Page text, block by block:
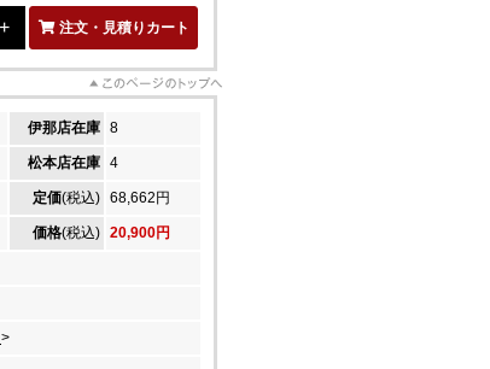
注文・見積りカート
伊那店在庫 8
松本店在庫 4
定価(税込) 68,662円
価格(税込) 20,900円
>